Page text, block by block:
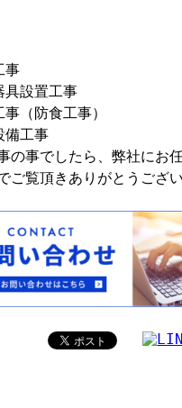
事
具設置工事
（防食工事）
備工事
の事でしたら、弊社にお
ご覧頂きありがとうござい